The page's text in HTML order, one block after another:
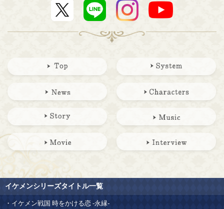
イケメンシリーズタイトル一覧
イケメン戦国 時をかける恋 -永縁-